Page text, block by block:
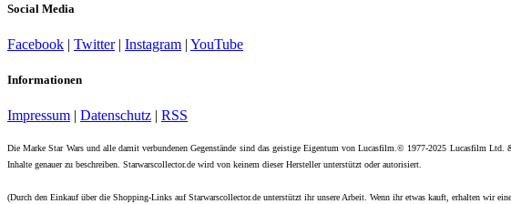
Social Media
Facebook | Twitter| Instagram | YouTube
Informationen
Impressum | Datenschutz | RSS
Die Marke Star Wars und alle damit verbundenen Gegenstände sind das geistige Eigentum von Lucasfilm.© 1977-2025 Lucasfilm
Inhalte genauer zu beschreiben. Starwarscollector.de wird von keinem dieser Hersteller unterstützt oder autorisiert.
(Durch den Einkauf über die Shopping-Links auf Starwarscollector.de unterstützt ihr unsere Arbeit. Wenn ihr etwas kauft, erhalten wir